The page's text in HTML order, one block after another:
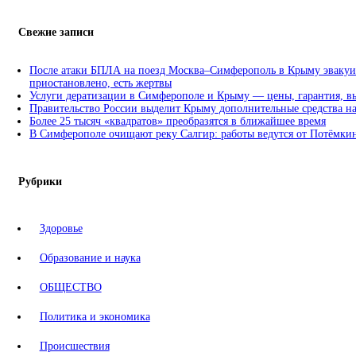
Свежие записи
После атаки БПЛА на поезд Москва–Симферополь в Крыму
приостановлено, есть жертвы
Услуги дератизации в Симферополе и Крыму — цены, гарантия,
Правительство России выделит Крыму дополнительные средства
Более 25 тысяч «квадратов» преобразятся в ближайшее время
В Симферополе очищают реку Салгир: работы ведутся от
Рубрики
Здоровье
Образование и наука
ОБЩЕСТВО
Политика и экономика
Происшествия